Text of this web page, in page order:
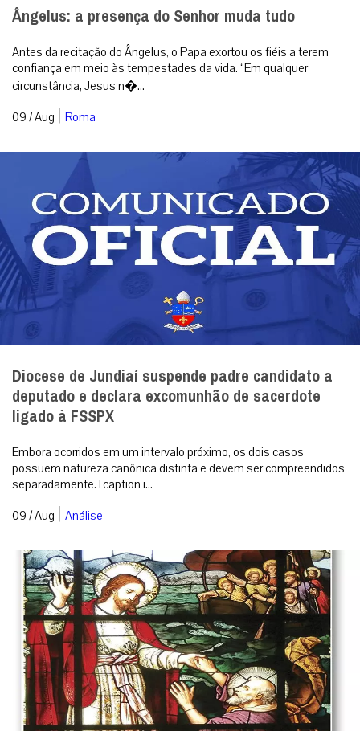
Ângelus: a presença do Senhor muda tudo
Antes da recitação do Ângelus, o Papa exortou os fiéis a terem
confiança em meio às tempestades da vida. “Em qualquer
circunstância, Jesus n�...
09 / Aug | Roma
Diocese de Jundiaí suspende padre candidato a
deputado e declara excomunhão de sacerdote
ligado à FSSPX
Embora ocorridos em um intervalo próximo, os dois casos
possuem natureza canônica distinta e devem ser compreendidos
separadamente. [caption i...
09 / Aug | Análise